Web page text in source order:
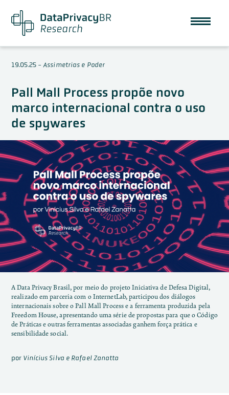
19.05.25- Assimetrias e Poder
Pall Mall Process propõe novo
marco internacional contra o uso
de spywares
A Data Privacy Brasil, por meio do projeto Iniciativa de Defesa Digital,
realizado em parceria com o InternetLab, participou dos diálogos
internacionais sobre o Pall Mall Process e a ferramenta produzida pela
Freedom House, apresentando uma série de propostas para que o Código
de Práticas e outras ferramentas associadas ganhem força prática e
sensibilidade social.
por Vinícius Silva e Rafael Zanatta